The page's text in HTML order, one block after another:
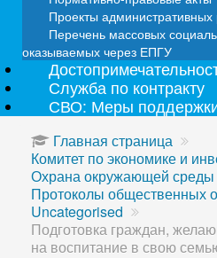
Проекты административных
Перечень массовых
оказываемых через ЕПГУ
Служба по контракту
СВО: Меры
Главная страница
Комитет по экономике и
Охрана окружающей среды
Протоколы общественных
Uncategorised
Подготовка граждан,
на воспитание в свою